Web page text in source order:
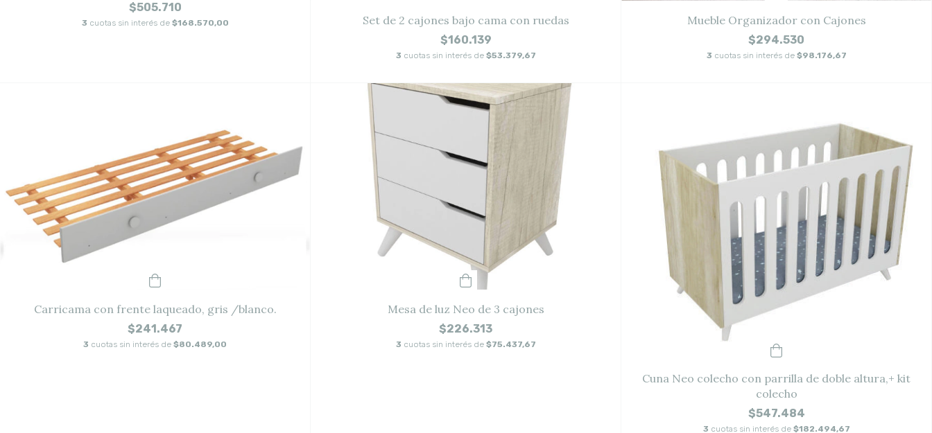
$505.710
3 cuotas sin interés de $168.570,00 Set de 2 cajones bajo cama con ruedas
$160.139
3 cuotas sin interés de $53.379,67
Mueble Organizador con Cajones
$294.530
3 cuotas sin interés de $98.176,67
Carricama con frente laqueado, gris /blanco.
$241.467
3 cuotas sin interés de $80.489,00
Mesa de luz Neo de 3 cajones
$226.313
3 cuotas sin interés de $75.437,67
Cuna Neo colecho con parrilla de doble altura,+ kit
colecho
$547.484
3 cuotas sin interés de $182.494,67